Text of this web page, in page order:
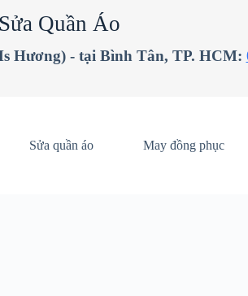
Sửa Quần Áo
Hương) - tại Bình Tân, TP. HCM:
Sửa quần áo May đồng phục